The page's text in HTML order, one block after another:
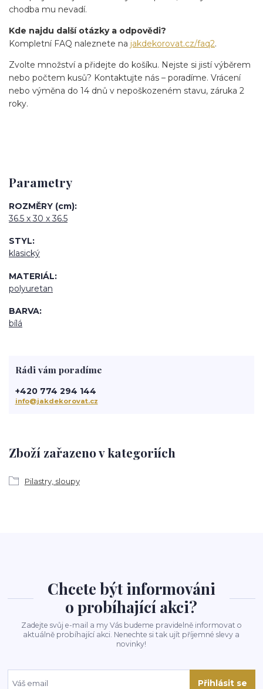
chodba mu nevadí.
Kde najdu další otázky a odpovědi?
Kompletní FAQ naleznete na jakdekorovat.cz/faq2.
Zvolte množství a přidejte do košíku. Nejste si jistí výběrem
nebo počtem kusů? Kontaktujte nás – poradíme. Vrácení
nebo výměna do 14 dnů v nepoškozeném stavu, záruka 2
roky.
Parametry
ROZMĚRY (cm)
36.5 x 30 x 36.5
STYL
klasický
MATERIÁL
polyuretan
BARVA
bílá
Zboží zařazeno v kategoriích
Pilastry, sloupy
Rádi vám poradíme
+420 774 294 144
info@jakdekorovat.cz
Chcete být informováni
o probíhající akci?
Zadejte svůj e-mail a my Vás budeme pravidelně informovat o
aktuálně probíhající akci. Nenechte si tak ujít příjemné slevy a
novinky!
Přihlásit se